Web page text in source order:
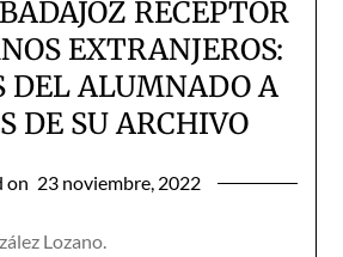
RECEPTOR
EXTRANJEROS:
DEL ALUMNADO A
DE SU ARCHIVO
on 23 noviembre, 2022
Lozano.